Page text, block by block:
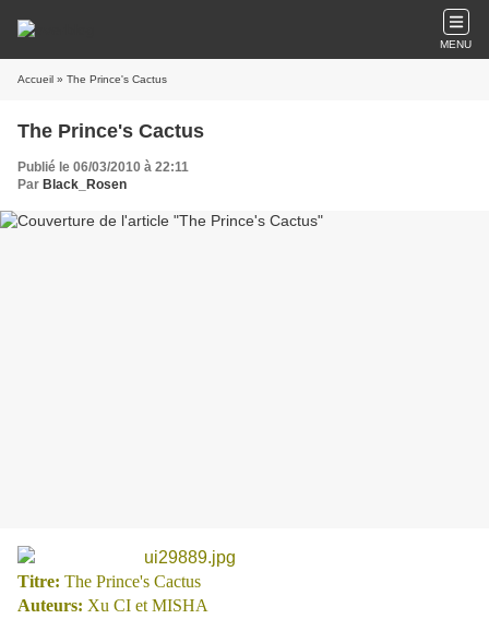
MENU
Accueil » The Prince's Cactus
The Prince's Cactus
Publié le 06/03/2010 à 22:11
Par Black_Rosen
Titre: The Prince's Cactus
Auteurs: Xu CI et MISHA